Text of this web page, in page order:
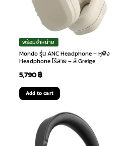
พร้อมจำหน่าย
Mondo รุ่น ANC Headphone – หูฟัง
Headphone ไร้สาย – สี Greige
5,790฿
Add to cart